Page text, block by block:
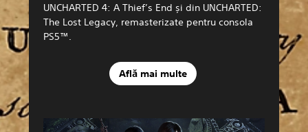
UNCHARTED 4: A Thief’s End și din UNCHARTED:
The Lost Legacy, remasterizate pentru consola
PS5™.
Află mai multe